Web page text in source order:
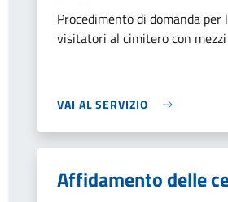
Procedimento di domanda per
visitatori al cimitero con
VAI AL SERVIZIO
Affidamento delle